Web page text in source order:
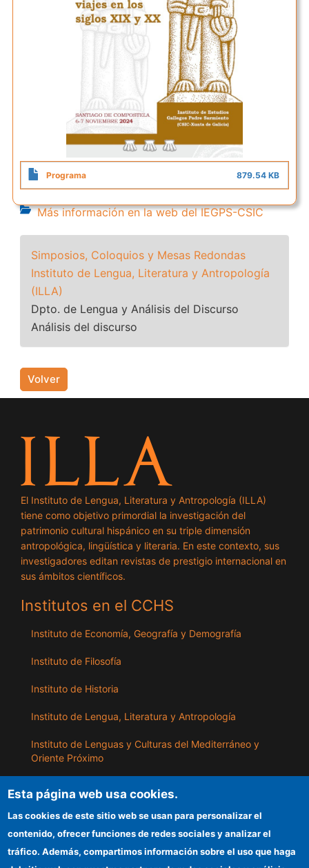
Programa 879.54 KB
Más información en la web del IEGPS-CSIC
Simposios, Coloquios y Mesas Redondas
Instituto de Lengua, Literatura y Antropología
(ILLA)
Dpto. de Lengua y Análisis del Discurso
Análisis del discurso
Volver
El Instituto de Lengua, Literatura y Antropología (ILLA)
tiene como objetivo primordial la investigación del
patrimonio cultural hispánico en su triple dimensión
antropológica, lingüística y literaria. En este contexto, sus
investigadores editan revistas de prestigio internacional en
sus ámbitos científicos.
Institutos en el CCHS
Instituto de Economía, Geografía y Demografía
Instituto de Filosofía
Instituto de Historia
Instituto de Lengua, Literatura y Antropología
Instituto de Lenguas y Culturas del Mediterráneo y
Oriente Próximo
ILLA
Esta página web usa cookies.
Las cookies de este sitio web se usan para personalizar el
contenido, ofrecer funciones de redes sociales y analizar el
tráfico. Además, compartimos información sobre el uso que haga